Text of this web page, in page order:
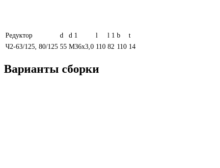
Редуктор d d 1 l l 1 b
t
Ч2-63/125, 80/125 55 М36х3,0 110 82 110 14
Варианты сборки